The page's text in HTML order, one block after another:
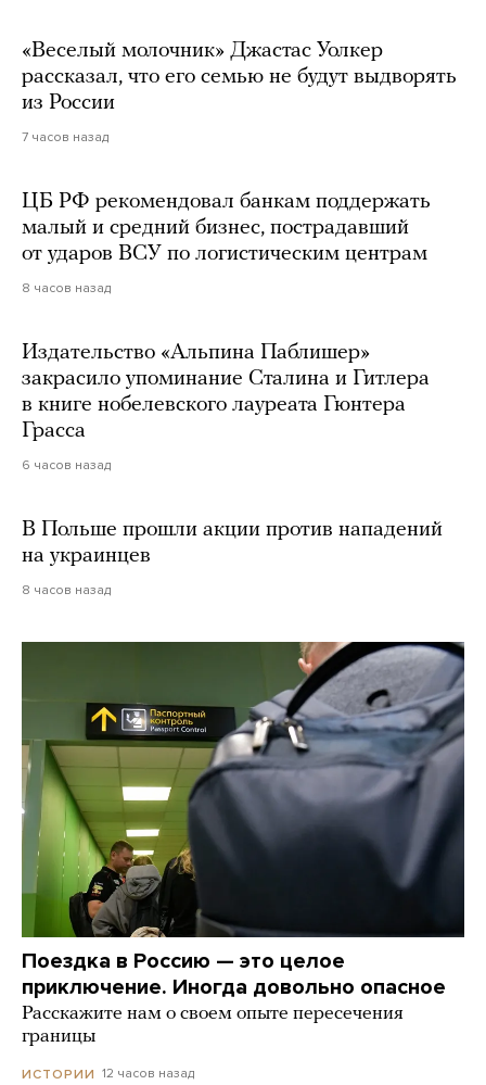
«Веселый молочник» Джастас Уолкер
рассказал, что его семью не будут выдворять
из России
7 часов назад
ЦБ РФ рекомендовал банкам поддержать
малый и средний бизнес, пострадавший
от ударов ВСУ по логистическим центрам
8 часов назад
Издательство «Альпина Паблишер»
закрасило упоминание Сталина и Гитлера
в книге нобелевского лауреата Гюнтера
Грасса
6 часов назад
В Польше прошли акции против нападений
на украинцев
8 часов назад
Поездка в Россию — это целое
приключение. Иногда довольно опасное
Расскажите нам о своем опыте пересечения
границы
ИСТОРИИ 12 часов назад